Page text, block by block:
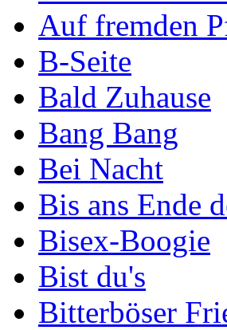
Auf fremden
B-Seite
Bald Zuhause
Bang Bang
Bei Nacht
Bis ans Ende
Bisex-Boogie
Bist du's
Bitterböser